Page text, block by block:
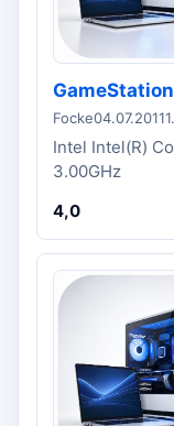
GameStation
Focke04.07.2011
Intel Intel(R)
3.00GHz
4,0